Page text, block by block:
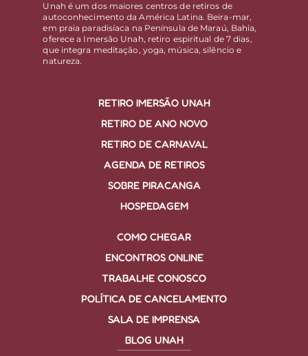
Unah é um dos maiores centros de retiros de
autoconhecimento da América Latina. Beira-mar,
em praia paradisíaca na Península de Maraú, Bahia,
oferece a Imersão Unah, retiro espiritual de 7 dias,
que integra meditação, yoga, música, silêncio e
natureza.
RETIRO IMERSÃO UNAH
RETIRO DE ANO NOVO
RETIRO DE CARNAVAL
AGENDA DE RETIROS
SOBRE PIRACANGA
HOSPEDAGEM
COMO CHEGAR
ENCONTROS ONLINE
TRABALHE CONOSCO
POLÍTICA DE CANCELAMENTO
SALA DE IMPRENSA
BLOG UNAH